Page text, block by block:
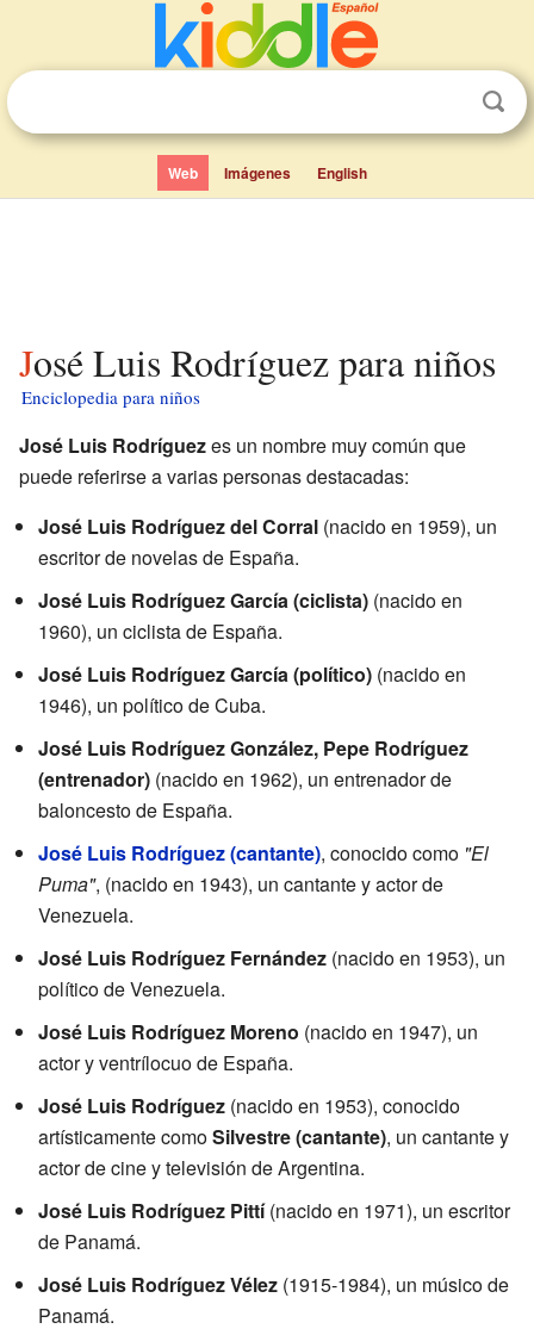
Web Imágenes English
José Luis Rodríguez para niños
Enciclopedia para niños
José Luis Rodríguezes un nombre muy común que
puede referirse a varias personas destacadas:
José Luis Rodríguez del Corral (nacido en 1959), un
escritor de novelas de España.
José Luis Rodríguez García (ciclista) (nacido en
1960), un ciclista de España.
José Luis Rodríguez García (político) (nacido en
1946), un político de Cuba.
José Luis Rodríguez González, Pepe Rodríguez
(entrenador) (nacido en 1962), un entrenador de
baloncesto de España.
José Luis Rodríguez (cantante), conocido como "El
Puma", (nacido en 1943), un cantante y actor de
Venezuela.
José Luis Rodríguez Fernández (nacido en 1953), un
político de Venezuela.
José Luis Rodríguez Moreno (nacido en 1947), un
actor y ventrílocuo de España.
José Luis Rodríguez (nacido en 1953), conocido
artísticamente comoSilvestre (cantante), un cantante y
actor de cine y televisión de Argentina.
José Luis Rodríguez Pittí(nacido en 1971), un escritor
de Panamá.
José Luis Rodríguez Vélez (1915-1984), un músico de
Panamá.